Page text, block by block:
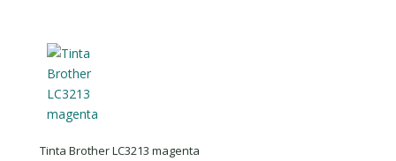
Tinta Brother LC3213 magenta